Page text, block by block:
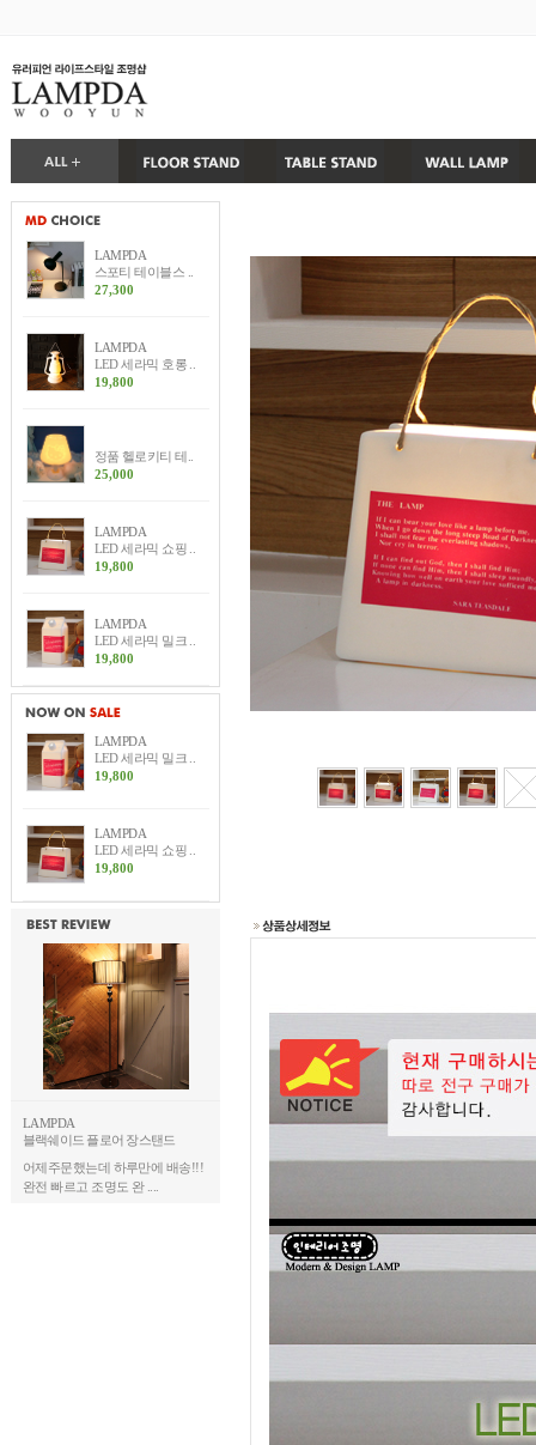
LAMPDA
스포티 테이블스 ..
27,300
LAMPDA
LED 세라믹 호롱 ..
19,800
정품 헬로키티 테..
25,000
LAMPDA
LED 세라믹 쇼핑 ..
19,800
LAMPDA
LED 세라믹 밀크 ..
19,800
LAMPDA
LED 세라믹 밀크 ..
19,800
LAMPDA
LED 세라믹 쇼핑 ..
19,800
LAMPDA
블랙쉐이드 플로어 장스탠드
어제주문했는데 하루만에 배송!!!
완전 빠르고 조명도 완 ....